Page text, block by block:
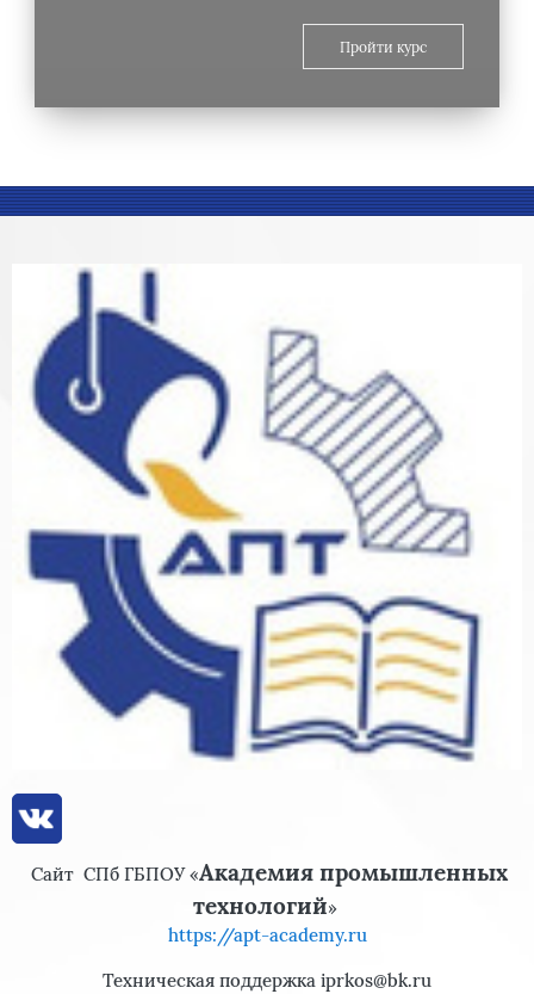
Пройти курс
Блоки
Сайт СПб ГБПОУ «Академия промышленных
технологий»
https://apt-academy.ru
Техническая поддержка iprkos@bk.ru